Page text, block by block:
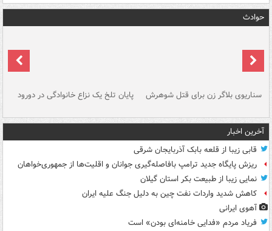
حوادث
سناریوی بلاگر زن برای قتل شوهرش پایان تلخ یک نزاع خانوادگی در دورود
آخرین اخبار
قابی زیبا از قلعه بابک آذربایجان شرقی
ریزش پایگاه جدید ترامپ بافاصله‌گیری جوانان و اقلیت‌ها از جمهوری‌خواهان
نمایی زیبا از طبیعت بکر استان گیلان
کاهش شدید واردات نفت چین به دلیل جنگ علیه ایران
آهوی ایرانی
فریاد مردم «فدایی خامنه‌ای بودن» است